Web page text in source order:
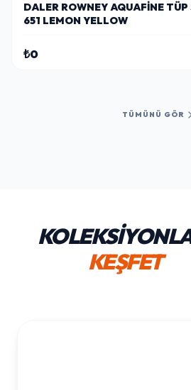
DALER ROWNEY AQUAFINE
651 LEMON YELLOW
₺0
TÜMÜNÜ GÖR
KEŞFET